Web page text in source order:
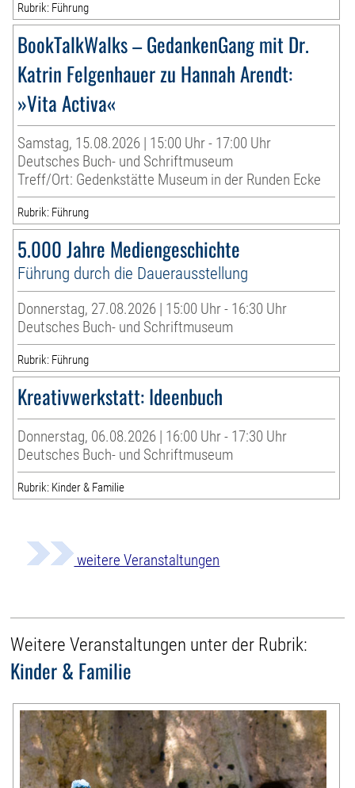
Rubrik: Führung
BookTalkWalks – GedankenGang mit Dr.
Katrin Felgenhauer zu Hannah Arendt:
»Vita Activa«
Samstag, 15.08.2026 | 15:00 Uhr - 17:00 Uhr
Deutsches Buch- und Schriftmuseum
Treff/Ort: Gedenkstätte Museum in der Runden Ecke
Rubrik: Führung
5.000 Jahre Mediengeschichte
Führung durch die Dauerausstellung
Donnerstag, 27.08.2026 | 15:00 Uhr - 16:30 Uhr
Deutsches Buch- und Schriftmuseum
Rubrik: Führung
Kreativwerkstatt: Ideenbuch
Donnerstag, 06.08.2026 | 16:00 Uhr - 17:30 Uhr
Deutsches Buch- und Schriftmuseum
Rubrik: Kinder & Familie
weitere Veranstaltungen
Weitere Veranstaltungen unter der Rubrik:
Kinder & Familie